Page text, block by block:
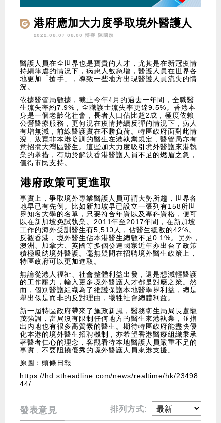
港府應加大力度爭取境外醫護人
員
2022.08.07 08:00 博客 陳國旗
醫護人員在全世界也是寶貴的人才，尤其是在新冠疫情
持續肆虐的情況下，病患人數急增，醫護人員在世界各
地更加「搶手」，導致一些地方出現醫護人員流失的情
況。
依據醫管局數據，截止今年4月的過去一年間，全職醫
生流失率約7.9%，全職護士流失率更達9.5%。香港本
身是一個老齡化社會，長者人口佔比超2成，極度依賴
公營醫療服務，更何況在疫情持續反彈的情況下，病人
有增無減，前線醫護實在不勝負荷。特區政府面對此情
況，放寬非本港培訓的醫生在港執業規定，醫管局亦有
意招攬大灣區醫生。這些加大力度吸引境外醫護來港執
業的舉措，有助於解決香港醫護人員不足的燃眉之急，
值得市民支持。
港府政策可更進取
事實上，爭取境外專業醫護人員可謂大勢所趨，世界各
地早已有先例。比如新加坡早已設立一張列有158所世
界知名大學的名單，只要符合年資以及專科資格，便可
以在新加坡免試執業。2011年至2017年間，在新加坡
工作的海外受訓醫生有5,510人，佔醫生總數的42%。
反觀香港，境外醫生佔本港醫生總數不足0.1%。另外，
澳洲、加拿大、英國等多個發達國家近年亦出台了政策
積極吸納境外醫護。毫無疑問在招聘境外醫生政策上，
特區政府可以更加進取。
無論從港人福祉、社會整體利益出發，還是想減輕醫護
的工作壓力，輸入更多境外醫護人才都是對應之策。然
而，個別醫護組織為了維護保護本地醫學界利益，總是
舉出似是而非的反對理由，犧牲社會總體利益。
新一屆特區政府帶來了施政新風，醫務衞生局局長盧寵
茂強調，當局沒有限制任何地方的醫生來港執業，並指
出內地也有很多高質素的醫生。期待特區政府能盡快優
化本港的境外醫生招聘機制，亦希望香港醫療組織秉承
著醫者仁心的理念，客觀看待本地醫護人員嚴重不足的
事實，不要阻撓優秀的境外醫護人員來港支援。
原圖：頭條日報
https://hd.stheadline.com/news/realtime/hk/23498
44/
發表意見 排列方式: